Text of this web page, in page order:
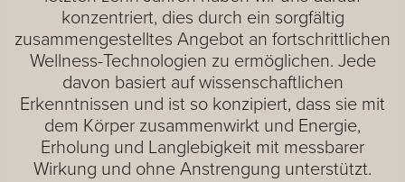
konzentriert, dies durch ein sorgfältig
zusammengestelltes Angebot an fortschrittlichen
Wellness-Technologien zu ermöglichen. Jede
davon basiert auf wissenschaftlichen
Erkenntnissen und ist so konzipiert, dass sie mit
dem Körper zusammenwirkt und Energie,
Erholung und Langlebigkeit mit messbarer
Wirkung und ohne Anstrengung unterstützt.